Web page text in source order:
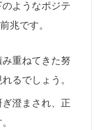
のようなポジテ
兆です。
み重ねてきた努
るでしょう。
ぎ澄まされ、正